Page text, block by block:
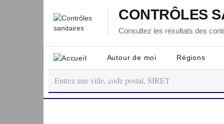
CONTRÔLES
Consultez les résultats des
Autour de moi Régions